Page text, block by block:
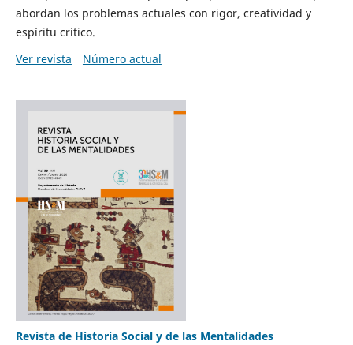
abordan los problemas actuales con rigor, creatividad y
espíritu crítico.
Ver revista
Número actual
Revista de Historia Social y de las Mentalidades